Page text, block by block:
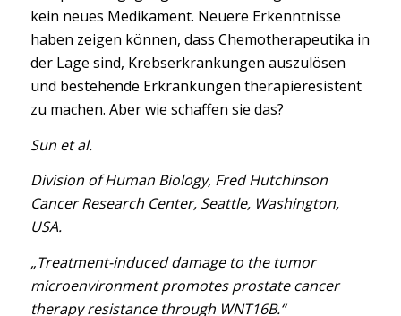
kein neues Medikament. Neuere Erkenntnisse
haben zeigen können, dass Chemotherapeutika in
der Lage sind, Krebserkrankungen auszulösen
und bestehende Erkrankungen therapieresistent
zu machen. Aber wie schaffen sie das?
Sun et al.
Division of Human Biology, Fred Hutchinson
Cancer Research Center, Seattle, Washington,
USA.
„Treatment-induced damage to the tumor
microenvironment promotes prostate cancer
therapy resistance through WNT16B.“